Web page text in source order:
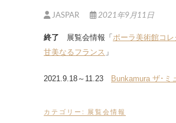
JASPAR 2021年9月11日
終了 展覧会情報「 ポーラ美術館コ
甘美なるフランス 」
2021.9.18～11.23 Bunkamura ザ･ミ
カテゴリー: 展覧会情報